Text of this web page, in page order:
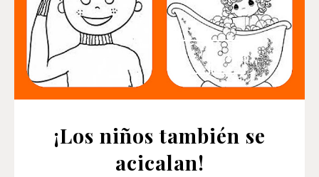
¡Los niños también se
acicalan!